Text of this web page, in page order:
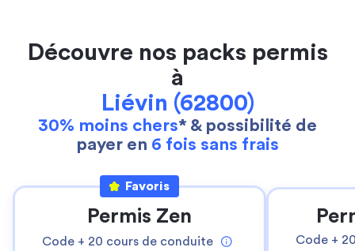
Découvre nos packs permis
à
Liévin (62800)
30% moins chers* & possibilité de
payer en 6 fois sans frais
Favoris
Permis Zen
Code + 20 cours de conduite
Code +